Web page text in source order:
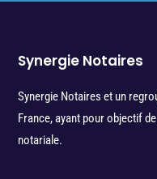
Synergie Notaires
Synergie Notaires et un
France, ayant pour objectif
notariale.